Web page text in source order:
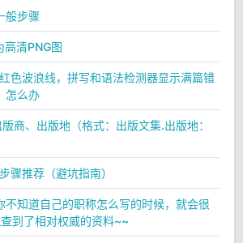
般步骤
高清PNG图
色波浪线，拼写和语法检测器显示满篇错
怎么办
商、出版地（格式：出版文集.出版地：
骤推荐（避坑指南）
不知道自己的职称怎么写的时候，就会很
到了相对权威的资料~~